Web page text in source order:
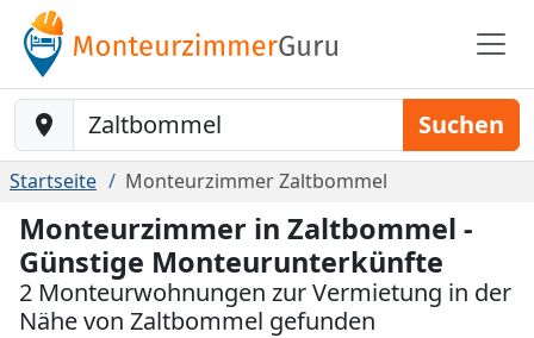
Baustelle-Location Suchen
Startseite Monteurzimmer Zaltbommel
Monteurzimmer in Zaltbommel -
Günstige Monteurunterkünfte
2 Monteurwohnungen zur Vermietung in der
Nähe von Zaltbommel gefunden